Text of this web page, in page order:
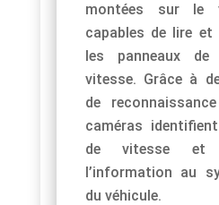
montées sur le
capables de lire et
les panneaux
vitesse. Grâce à
de
caméras
de vitesse et
l’information au
du véhicule.